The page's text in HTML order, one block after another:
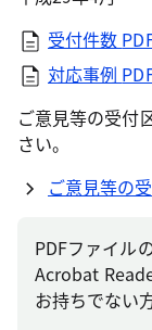
受付件数
対応事例
ご意見等の受付
さい。
ご意見等の
PDFファイル
Acrobat
お持ちでない